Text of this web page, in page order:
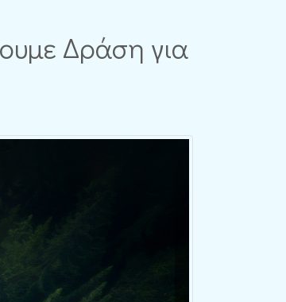
Δράση για